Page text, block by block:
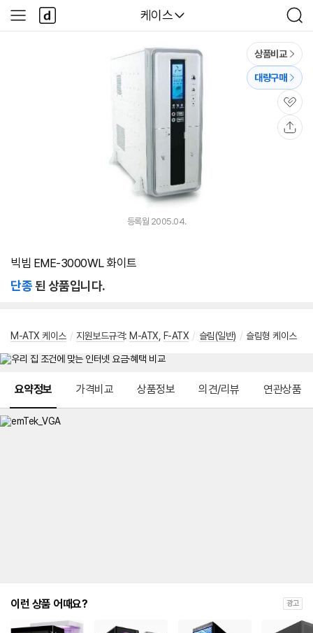
다나와
케이스
검
색
사
이
다
나
와
상품비교
대량구매
관
심
등록월 2005.04.
빅빔 EME-3000WL 화이트
단종된 상품입니다.
M-ATX 케이스 / 지원보드규격: M-ATX F-ATX / 슬림(일반) / 슬림형 케이스
요약정보 가격비교 상품정보 의견/리뷰 연관상품
이런 상품 어때요? 광고